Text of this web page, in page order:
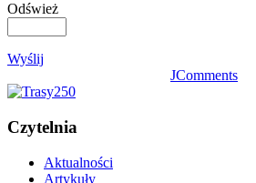
Odśwież
Wyślij
JComments
Czytelnia
Aktualności
Artykuły